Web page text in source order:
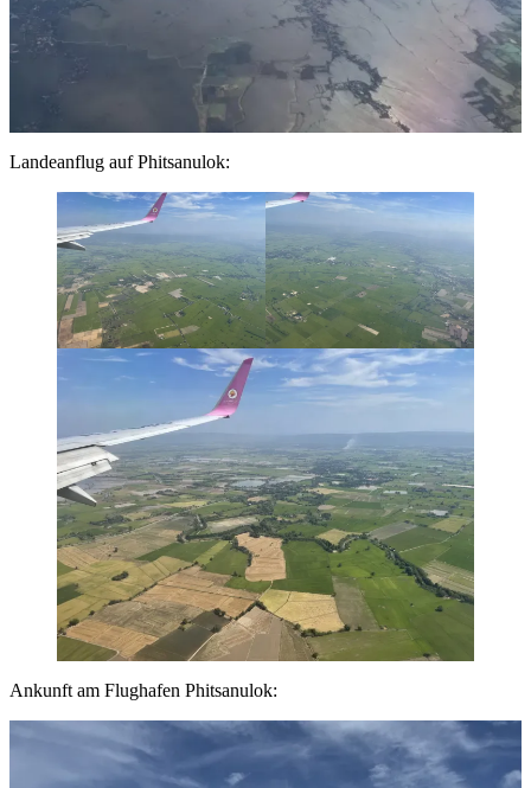
Landeanflug auf Phitsanulok:
Ankunft am Flughafen Phitsanulok: